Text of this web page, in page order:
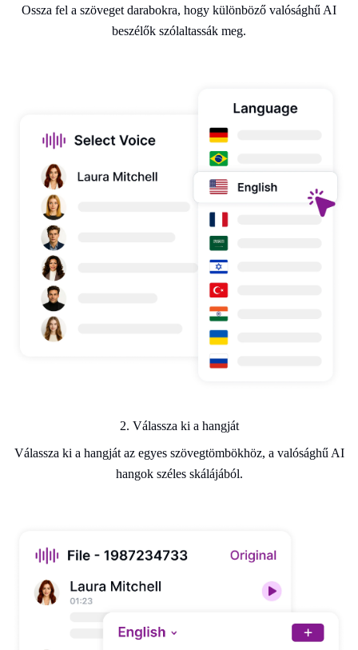
Ossza fel a szöveget darabokra, hogy különböző valósághű AI
beszélők szólaltassák meg.
2. Válassza ki a hangját
Válassza ki a hangját az egyes szövegtömbökhöz, a valósághű AI
hangok széles skálájából.